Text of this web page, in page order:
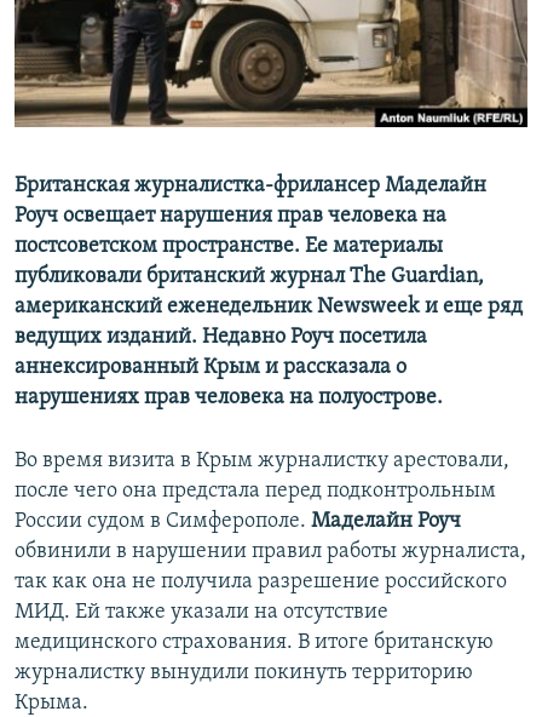
ПОБЕДИТЕЛЕЙ НЕ СУДЯТ?
КРЫМ.НЕПОКОРЕННЫЙ
ELIFBE
ПРИСОЕДИНЯЙТЕСЬ!
Все сайты RFE/RL
Британская журналистка-фрилансер Маделайн
Роуч освещает нарушения прав человека на
постсоветском пространстве. Ее материалы
публиковали британский журнал The Guardian,
американский еженедельник Newsweek и еще ряд
ведущих изданий. Недавно Роуч посетила
аннексированный Крым и рассказала о
нарушениях прав человека на полуострове.
Во время визита в Крым журналистку арестовали,
после чего она предстала перед подконтрольным
России судом в Симферополе. Маделайн Роуч
обвинили в нарушении правил работы журналиста,
так как она не получила разрешение российского
МИД. Ей также указали на отсутствие
медицинского страхования. В итоге британскую
журналистку вынудили покинуть территорию
Крыма.